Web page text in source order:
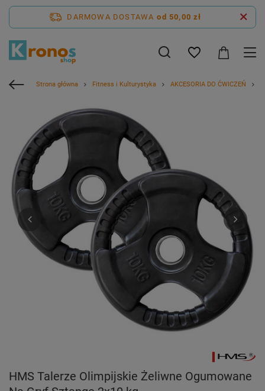
DARMOWA DOSTAWA od 50,00 zł
Strona główna Fitness i Kulturystyka AKCESORIA DO ĆWICZEŃ
HMS Talerze Olimpijskie Żeliwne Ogumowane